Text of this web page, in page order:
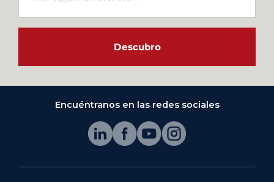
Descubro
Encuéntranos en las redes sociales